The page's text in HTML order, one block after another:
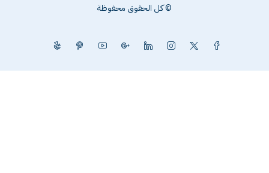
© كل الحقوق محفوظة